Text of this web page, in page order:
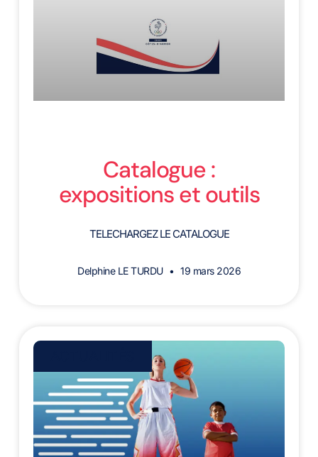
Catalogue :
expositions et outils
TELECHARGEZ LE CATALOGUE
Delphine LE TURDU 19 mars 2026